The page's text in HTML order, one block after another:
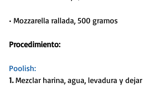
• Mozzarella rallada, 500 gramos
Procedimiento:
Poolish:
1. Mezclar harina, agua, levadura y dejar